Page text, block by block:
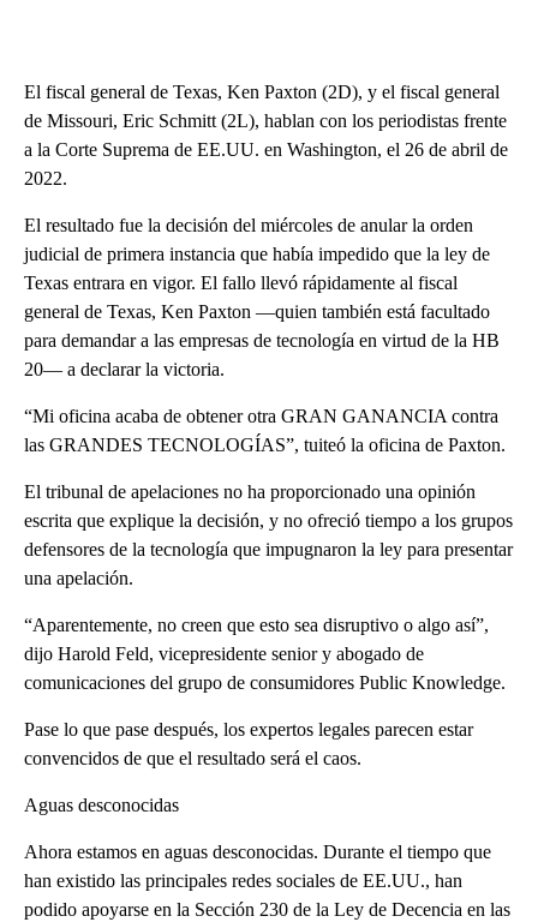
El fiscal general de Texas, Ken Paxton (2D), y el fiscal general
de Missouri, Eric Schmitt (2L), hablan con los periodistas frente
a la Corte Suprema de EE.UU. en Washington, el 26 de abril de
2022.
El resultado fue la decisión del miércoles de anular la orden
judicial de primera instancia que había impedido que la ley de
Texas entrara en vigor. El fallo llevó rápidamente al fiscal
general de Texas, Ken Paxton —quien también está facultado
para demandar a las empresas de tecnología en virtud de la HB
20— a declarar la victoria.
“Mi oficina acaba de obtener otra GRAN GANANCIA contra
las GRANDES TECNOLOGÍAS”, tuiteó la oficina de Paxton.
El tribunal de apelaciones no ha proporcionado una opinión
escrita que explique la decisión, y no ofreció tiempo a los grupos
defensores de la tecnología que impugnaron la ley para presentar
una apelación.
“Aparentemente, no creen que esto sea disruptivo o algo así”,
dijo Harold Feld, vicepresidente senior y abogado de
comunicaciones del grupo de consumidores Public Knowledge.
Pase lo que pase después, los expertos legales parecen estar
convencidos de que el resultado será el caos.
Aguas desconocidas
Ahora estamos en aguas desconocidas. Durante el tiempo que
han existido las principales redes sociales de EE.UU., han
podido apoyarse en la Sección 230 de la Ley de Decencia en las